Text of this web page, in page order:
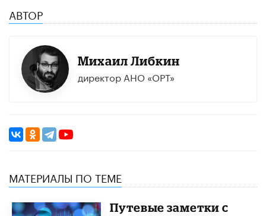
АВТОР
Михаил Либкин
директор АНО «ОРТ»
МАТЕРИАЛЫ ПО ТЕМЕ
Путевые заметки с